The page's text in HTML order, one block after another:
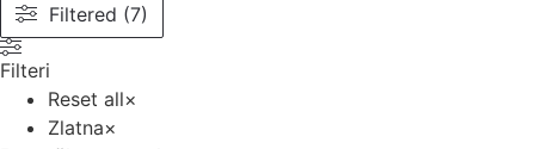
Filtered (7)
Filteri
Reset all×
Zlatna×